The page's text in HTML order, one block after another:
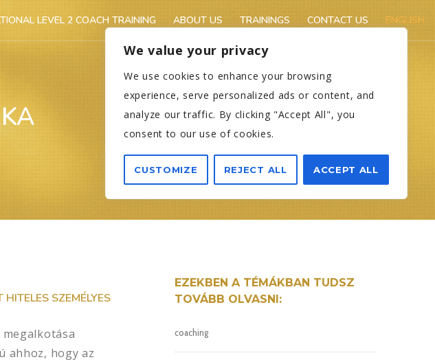
We value your privacy
We use cookies to enhance your browsing
experience, serve personalized ads or content, and
analyze our traffic. By clicking "Accept All", you
consent to our use of cookies.
CUSTOMIZE REJECT ALL ACCEPT ALL
LEVEL 2 COACH TRAINING ABOUT US TRAININGS CONTACT US ENGLISH
SZEMÉLYES
ahhoz, hogy az
EZEKBEN A TÉMÁKBAN TUDSZ
TOVÁBB OLVASNI:
coaching